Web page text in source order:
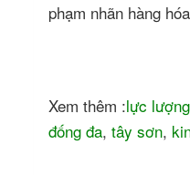
phạm nhãn hàng
Xem thêm :lực lượng
đống đa, tây sơn,